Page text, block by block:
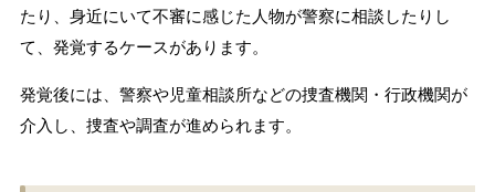
たり、身近にいて不審に感じた人物が警察に相談したりし
て、発覚するケースがあります。
発覚後には、警察や児童相談所などの捜査機関・行政機関が
介入し、捜査や調査が進められます。